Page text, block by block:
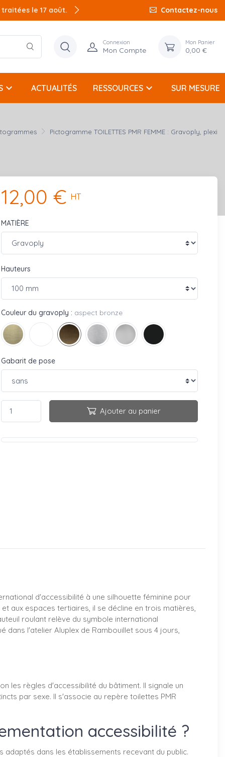
traitées le 17 août. Contactez-nous
Connexion
Mon Compte
Mon Panier
0,00 €
keyboard_arrow_down ACTUALITÉS RESSOURCES keyboard_arrow_down SUR MESURE
Pictogramme TOILETTES PMR FEMME : Gravoply, plexi
12,00 € HT
MATIÈRE
Hauteurs
Couleur du gravoply : aspect bronze
Gabarit de pose
Ajouter au panier
d'accessibilité à une silhouette féminine pour
aux espaces tertiaires, il se décline en trois matières,
roulant relève du symbole international
dans l'atelier Aluplex de Rambouillet sous 4 jours,
les règles d'accessibilité du bâtiment. Il signale un
par sexe. Il s'associe au repère toilettes PMR
accessibilité ?
dans les établissements recevant du public.